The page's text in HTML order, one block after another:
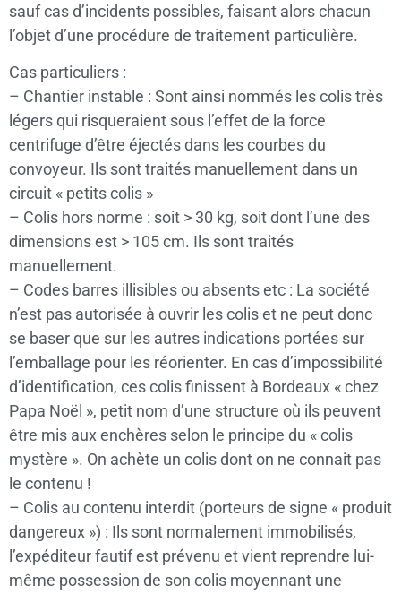
sauf cas d’incidents possibles, faisant alors chacun
l’objet d’une procédure de traitement particulière.
Cas particuliers :
– Chantier instable : Sont ainsi nommés les colis très
légers qui risqueraient sous l’effet de la force
centrifuge d’être éjectés dans les courbes du
convoyeur. Ils sont traités manuellement dans un
circuit « petits colis »
– Colis hors norme : soit > 30 kg, soit dont l’une des
dimensions est > 105 cm. Ils sont traités
manuellement.
– Codes barres illisibles ou absents etc : La société
n’est pas autorisée à ouvrir les colis et ne peut donc
se baser que sur les autres indications portées sur
l’emballage pour les réorienter. En cas d’impossibilité
d’identification, ces colis finissent à Bordeaux « chez
Papa Noël », petit nom d’une structure où ils peuvent
être mis aux enchères selon le principe du « colis
mystère ». On achète un colis dont on ne connait pas
le contenu !
– Colis au contenu interdit (porteurs de signe « produit
dangereux ») : Ils sont normalement immobilisés,
l’expéditeur fautif est prévenu et vient reprendre lui-
même possession de son colis moyennant une